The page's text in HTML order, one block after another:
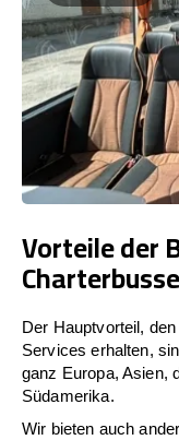
Vorteile der
Der Hauptvorteil,
Services erhalten,
ganz Europa, Asien,
Südamerika.
Wir bieten auch